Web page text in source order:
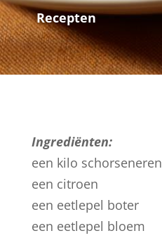
Recepten
Ingrediënten:
een kilo schorseneren
een citroen
een eetlepel boter
een eetlepel bloem